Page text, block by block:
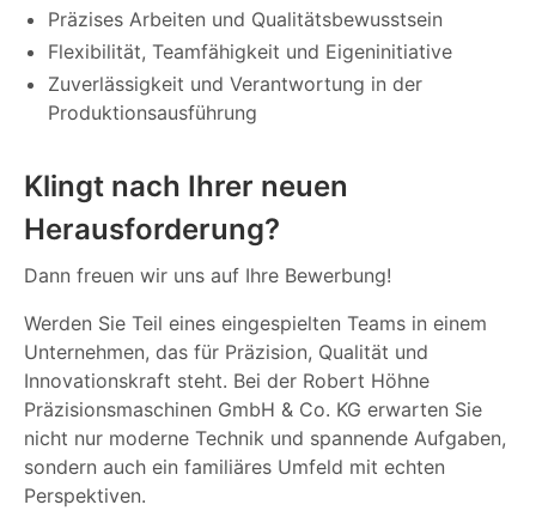
Präzises Arbeiten und Qualitätsbewusstsein
Flexibilität, Teamfähigkeit und Eigeninitiative
Zuverlässigkeit und Verantwortung in der
Produktionsausführung
Klingt nach Ihrer neuen
Herausforderung?
Dann freuen wir uns auf Ihre Bewerbung!
Werden Sie Teil eines eingespielten Teams in einem
Unternehmen, das für Präzision, Qualität und
Innovationskraft steht. Bei der Robert Höhne
Präzisionsmaschinen GmbH & Co. KG erwarten Sie
nicht nur moderne Technik und spannende Aufgaben,
sondern auch ein familiäres Umfeld mit echten
Perspektiven.